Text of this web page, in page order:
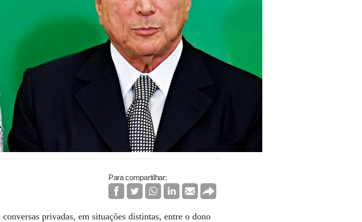
Para compartilhar:
privadas, em situações distintas, entre o dono